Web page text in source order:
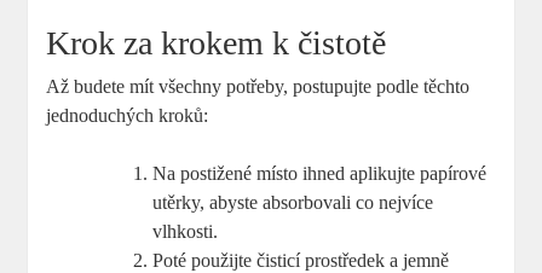
Krok za krokem k čistotě
Až budete mít všechny potřeby, postupujte podle těchto
jednoduchých kroků:
Na postižené místo ihned aplikujte papírové
utěrky, abyste absorbovali co nejvíce
vlhkosti.
Poté použijte čisticí prostředek a jemně